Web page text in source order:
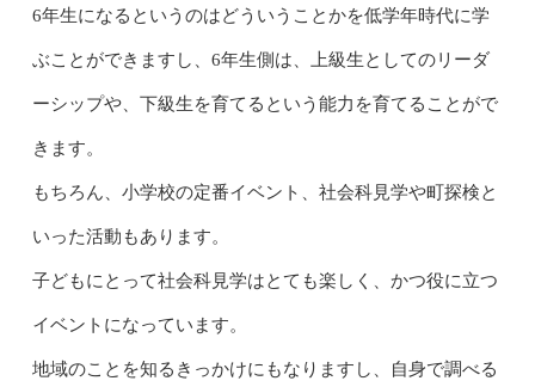
6年生になるというのはどういうことかを低学年時代に学
ぶことができますし、6年生側は、上級生としてのリーダ
ーシップや、下級生を育てるという能力を育てることがで
きます。
もちろん、小学校の定番イベント、社会科見学や町探検と
いった活動もあります。
子どもにとって社会科見学はとても楽しく、かつ役に立つ
イベントになっています。
地域のことを知るきっかけにもなりますし、自身で調べる